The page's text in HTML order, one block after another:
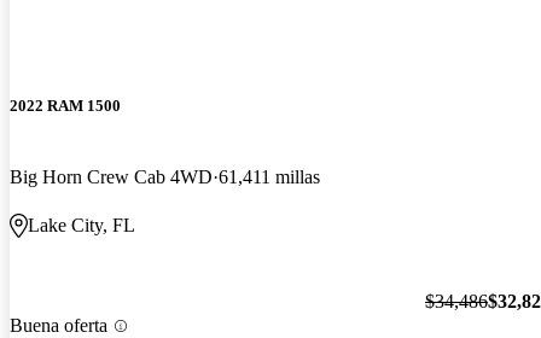
2022 RAM 1500
Big Horn Crew Cab 4WD 61,411 millas
Lake City, FL
Buena oferta
$34,486